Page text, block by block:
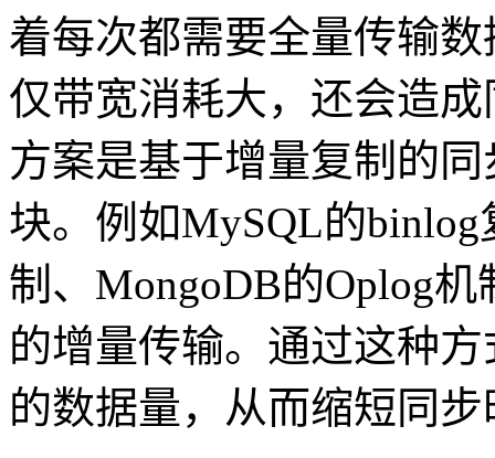
着每次都需要全量传输
仅带宽消耗大，还会造
方案是基于增量复制的
块。例如MySQL的binlog
制、 MongoDB的Oplog机
的增量传输。通过这种
的数据量，从而缩短同